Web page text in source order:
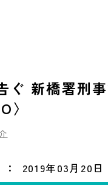
ぐ 新橋署刑
〉
2019年03月20日